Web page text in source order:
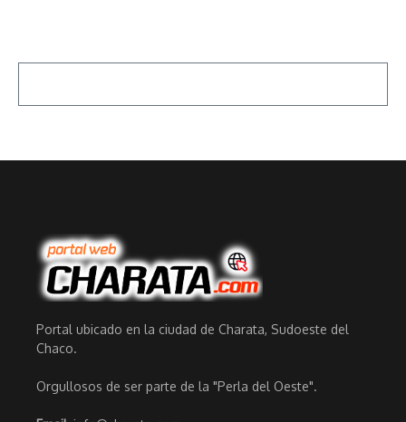
Portal ubicado en la ciudad de Charata, Sudoeste del
Chaco.
Orgullosos de ser parte de la "Perla del Oeste".